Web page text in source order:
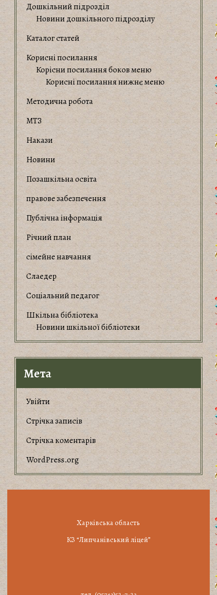
Дошкільний підрозділ
Новини дошкільного підрозділу
Каталог статей
Корисні посилання
Корiсни посилання боков меню
Корисні посилання нижнє меню
Методична робота
МТЗ
Накази
Новини
Позашкільна освіта
правове забезпечення
Публічна інформація
Річний план
сімейне навчання
Слаедер
Соціальний педагог
Шкільна бібліотека
Новини шкільної бібліотеки
Мета
Увійти
Стрічка записів
Стрічка коментарів
WordPress.org
Харківська область
КЗ “Липчанівський ліцей”